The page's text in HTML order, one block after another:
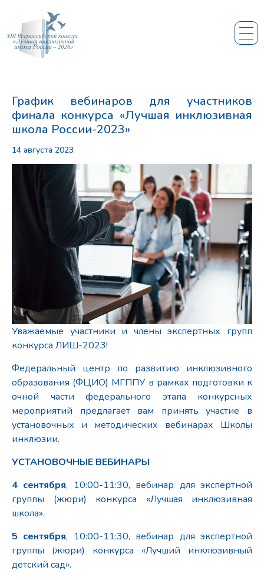
График вебинаров для участников
финала конкурса «Лучшая инклюзивная
школа России-2023»
14 августа 2023
Уважаемые участники и члены экспертных групп
конкурса ЛИШ-2023!
Федеральный центр по развитию инклюзивного
образования (ФЦИО) МГППУ в рамках подготовки к
очной части федерального этапа конкурсных
мероприятий предлагает вам принять участие в
установочных и методических вебинарах Школы
инклюзии.
УСТАНОВОЧНЫЕ ВЕБИНАРЫ
4 сентября, 10:00-11:30, вебинар для экспертной
группы (жюри) конкурса «Лучшая инклюзивная
школа».
5 сентября, 10:00-11:30, вебинар для экспертной
группы (жюри) конкурса «Лучший инклюзивный
детский сад».